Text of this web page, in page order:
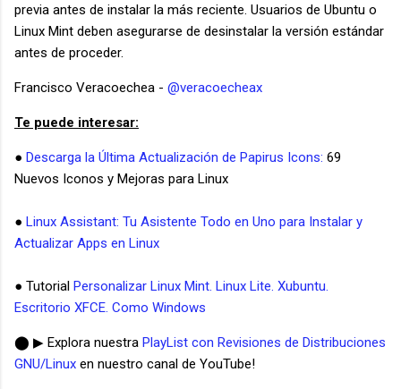
previa antes de instalar la más reciente. Usuarios de Ubuntu o
Linux Mint deben asegurarse de desinstalar la versión estándar
antes de proceder.
Francisco Veracoechea - @veracoecheax
Te puede interesar:
● Descarga la Última Actualización de Papirus Icons: 69
Nuevos Iconos y Mejoras para Linux
● Linux Assistant: Tu Asistente Todo en Uno para Instalar y
Actualizar Apps en Linux
● Tutorial Personalizar Linux Mint. Linux Lite. Xubuntu.
Escritorio XFCE. Como Windows
⬤ ▶ Explora nuestra PlayList con Revisiones de Distribuciones
GNU/Linux en nuestro canal de YouTube!